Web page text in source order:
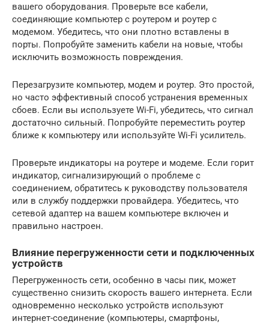
вашего оборудования. Проверьте все кабели,
соединяющие компьютер с роутером и роутер с
модемом. Убедитесь, что они плотно вставлены в
порты. Попробуйте заменить кабели на новые, чтобы
исключить возможность повреждения.
Перезагрузите компьютер, модем и роутер. Это простой,
но часто эффективный способ устранения временных
сбоев. Если вы используете Wi-Fi, убедитесь, что сигнал
достаточно сильный. Попробуйте переместить роутер
ближе к компьютеру или используйте Wi-Fi усилитель.
Проверьте индикаторы на роутере и модеме. Если горит
индикатор, сигнализирующий о проблеме с
соединением, обратитесь к руководству пользователя
или в службу поддержки провайдера. Убедитесь, что
сетевой адаптер на вашем компьютере включен и
правильно настроен.
Влияние перегруженности сети и подключенных
устройств
Перегруженность сети, особенно в часы пик, может
существенно снизить скорость вашего интернета. Если
одновременно несколько устройств используют
интернет-соединение (компьютеры, смартфоны,